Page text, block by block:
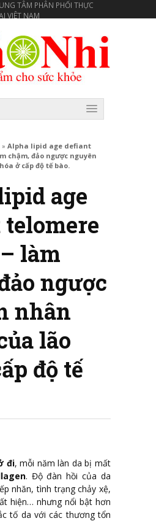
TÂM PHÂN PHỐI THỰC
VIÊT NAM
» Alpha lipid age defiant
chậm, đảo ngược nguyên
ở cấp độ tế bào.
age
làm
ngược
nhân
lão
độ tế
đi, mỗi năm làn da bị mất
. Độ đàn hồi của da
nhăn, tình trạng chảy xệ,
hiện… nhưng nổi bật hơn
tố da với các thương tổn